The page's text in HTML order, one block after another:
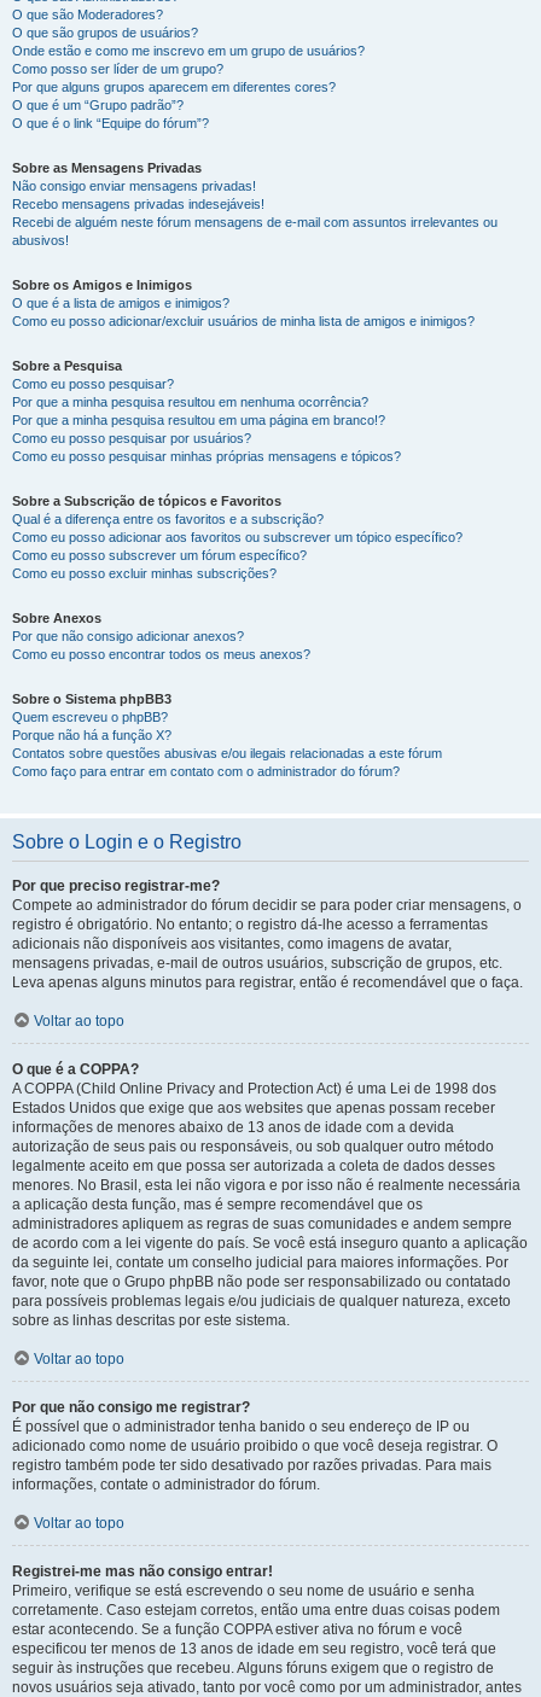
O que são Moderadores?
O que são grupos de usuários?
Onde estão e como me inscrevo em um grupo de usuários?
Como posso ser líder de um grupo?
Por que alguns grupos aparecem em diferentes cores?
O que é um “Grupo padrão”?
O que é o link “Equipe do fórum”?
Sobre as Mensagens Privadas
Não consigo enviar mensagens privadas!
Recebo mensagens privadas indesejáveis!
Recebi de alguém neste fórum mensagens de e-mail com assuntos irrelevantes ou
abusivos!
Sobre os Amigos e Inimigos
O que é a lista de amigos e inimigos?
Como eu posso adicionar/excluir usuários de minha lista de amigos e inimigos?
Sobre a Pesquisa
Como eu posso pesquisar?
Por que a minha pesquisa resultou em nenhuma ocorrência?
Por que a minha pesquisa resultou em uma página em branco!?
Como eu posso pesquisar por usuários?
Como eu posso pesquisar minhas próprias mensagens e tópicos?
Sobre a Subscrição de tópicos e Favoritos
Qual é a diferença entre os favoritos e a subscrição?
Como eu posso adicionar aos favoritos ou subscrever um tópico específico?
Como eu posso subscrever um fórum específico?
Como eu posso excluir minhas subscrições?
Sobre Anexos
Por que não consigo adicionar anexos?
Como eu posso encontrar todos os meus anexos?
Sobre o Sistema phpBB3
Quem escreveu o phpBB?
Porque não há a função X?
Contatos sobre questões abusivas e/ou ilegais relacionadas a este fórum
Como faço para entrar em contato com o administrador do fórum?
Sobre o Login e o Registro
Por que preciso registrar-me?
Compete ao administrador do fórum decidir se para poder criar mensagens, o
registro é obrigatório. No entanto; o registro dá-lhe acesso a ferramentas
adicionais não disponíveis aos visitantes, como imagens de avatar,
mensagens privadas, e-mail de outros usuários, subscrição de grupos, etc.
Leva apenas alguns minutos para registrar, então é recomendável que o faça.
Voltar ao topo
O que é a COPPA?
A COPPA (Child Online Privacy and Protection Act) é uma Lei de 1998 dos
Estados Unidos que exige que aos websites que apenas possam receber
informações de menores abaixo de 13 anos de idade com a devida
autorização de seus pais ou responsáveis, ou sob qualquer outro método
legalmente aceito em que possa ser autorizada a coleta de dados desses
menores. No Brasil, esta lei não vigora e por isso não é realmente necessária
a aplicação desta função, mas é sempre recomendável que os
administradores apliquem as regras de suas comunidades e andem sempre
de acordo com a lei vigente do país. Se você está inseguro quanto a aplicação
da seguinte lei, contate um conselho judicial para maiores informações. Por
favor, note que o Grupo phpBB não pode ser responsabilizado ou contatado
para possíveis problemas legais e/ou judiciais de qualquer natureza, exceto
sobre as linhas descritas por este sistema.
Voltar ao topo
Por que não consigo me registrar?
É possível que o administrador tenha banido o seu endereço de IP ou
adicionado como nome de usuário proibido o que você deseja registrar. O
registro também pode ter sido desativado por razões privadas. Para mais
informações, contate o administrador do fórum.
Voltar ao topo
Registrei-me mas não consigo entrar!
Primeiro, verifique se está escrevendo o seu nome de usuário e senha
corretamente. Caso estejam corretos, então uma entre duas coisas podem
estar acontecendo. Se a função COPPA estiver ativa no fórum e você
especificou ter menos de 13 anos de idade em seu registro, você terá que
seguir às instruções que recebeu. Alguns fóruns exigem que o registro de
novos usuários seja ativado, tanto por você como por um administrador, antes